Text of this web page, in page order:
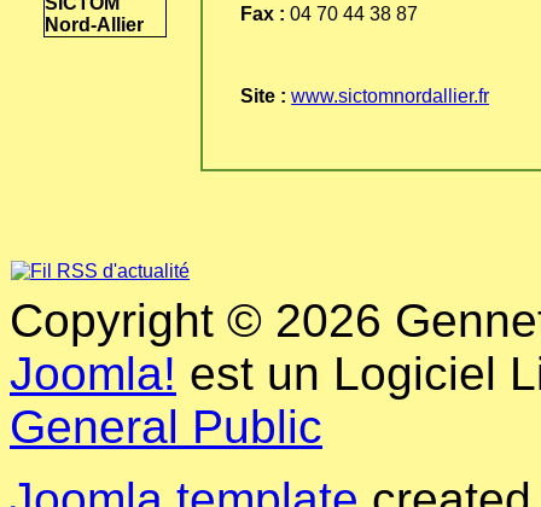
Fax : 04 70 44 38 87
Site : www.sictomnordallier.fr
Copyright © 2026
Joomla! est un Logiciel
General Public